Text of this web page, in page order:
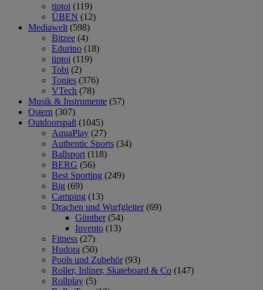
tiptoi (119)
ÜBEN (12)
Mediawelt (598)
Bitzee (4)
Edurino (18)
tiptoi (119)
Tobi (2)
Tonies (376)
VTech (78)
Musik & Instrumente (57)
Ostern (307)
Outdoorspaß (1045)
AquaPlay (27)
Authentic Sports (34)
Ballsport (118)
BERG (56)
Best Sporting (249)
Big (69)
Camping (13)
Drachen und Wurfgleiter (69)
Günther (54)
Invento (13)
Fitness (27)
Hudora (50)
Pools und Zubehör (93)
Roller, Inliner, Skateboard & Co (147)
Rollplay (5)